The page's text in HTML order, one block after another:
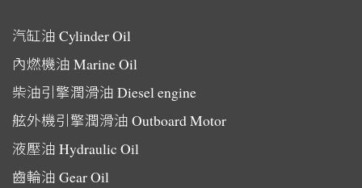
汽缸油 Cylinder Oil
內燃機油 Marine Oil
柴油引擎潤滑油 Diesel engine
舷外機引擎潤滑油 Outboard Motor
液壓油 Hydraulic Oil
齒輪油 Gear Oil